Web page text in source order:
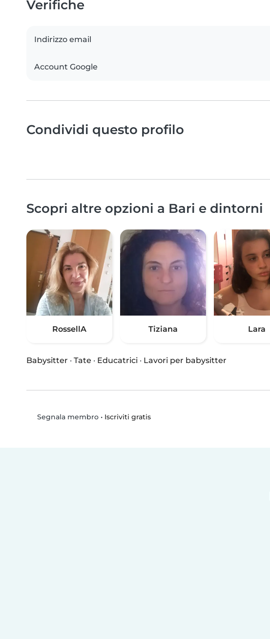
Verifiche
Indirizzo email
Account Google
Condividi questo profilo
Scopri altre opzioni a Bari e dintorni
RossellA Tiziana Lara
Babysitter · Tate · Educatrici · Lavori per babysitter
Segnala membro• Iscriviti gratis